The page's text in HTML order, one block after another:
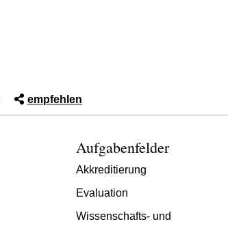
empfehlen
Aufgabenfelder
Akkreditierung
Evaluation
Wissenschafts- und